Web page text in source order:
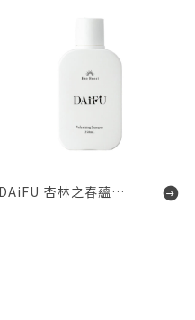
DAiFU 杏林之春蘊育洗髮露